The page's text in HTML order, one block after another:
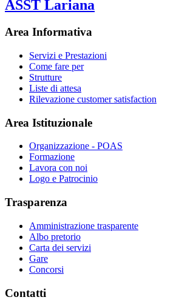
ASST Lariana
Area Informativa
Servizi e Prestazioni
Come fare per
Strutture
Liste di attesa
Rilevazione customer satisfaction
Area Istituzionale
Organizzazione - POAS
Formazione
Lavora con noi
Logo e Patrocinio
Trasparenza
Amministrazione trasparente
Albo pretorio
Carta dei servizi
Gare
Concorsi
Contatti